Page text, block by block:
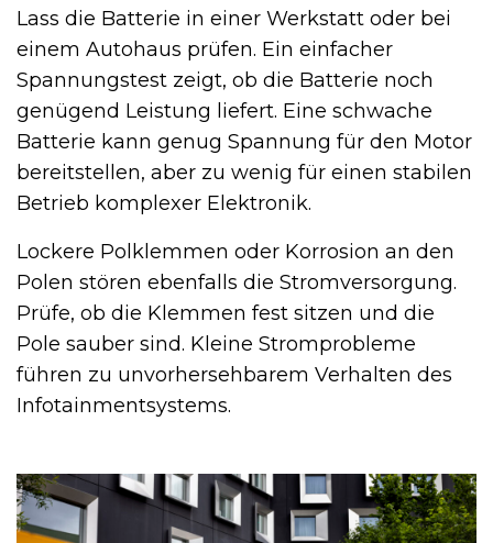
Lass die Batterie in einer Werkstatt oder bei
einem Autohaus prüfen. Ein einfacher
Spannungstest zeigt, ob die Batterie noch
genügend Leistung liefert. Eine schwache
Batterie kann genug Spannung für den Motor
bereitstellen, aber zu wenig für einen stabilen
Betrieb komplexer Elektronik.
Lockere Polklemmen oder Korrosion an den
Polen stören ebenfalls die Stromversorgung.
Prüfe, ob die Klemmen fest sitzen und die
Pole sauber sind. Kleine Stromprobleme
führen zu unvorhersehbarem Verhalten des
Infotainmentsystems.